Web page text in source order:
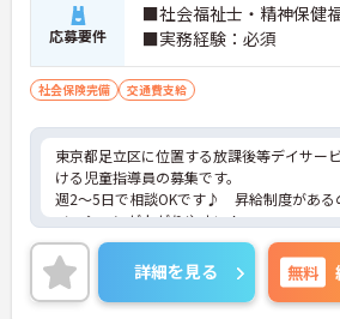
応募要件
■社会福祉士・精神保健
■実務経験：必須
社会保険完備 交通費支給
東京都足立区に位置する放課後等デイサー
ける児童指導員の募集です。
週2～5日で相談OKです♪ 昇給制度がある
ベーションが上がりやすい！
組合制度があるなど、福利厚生も充実して
ご興味のある方には、面接対策ポイントなど
に詳細をお話しいたしますのでお気軽にご
さい！
詳細を見る 無料